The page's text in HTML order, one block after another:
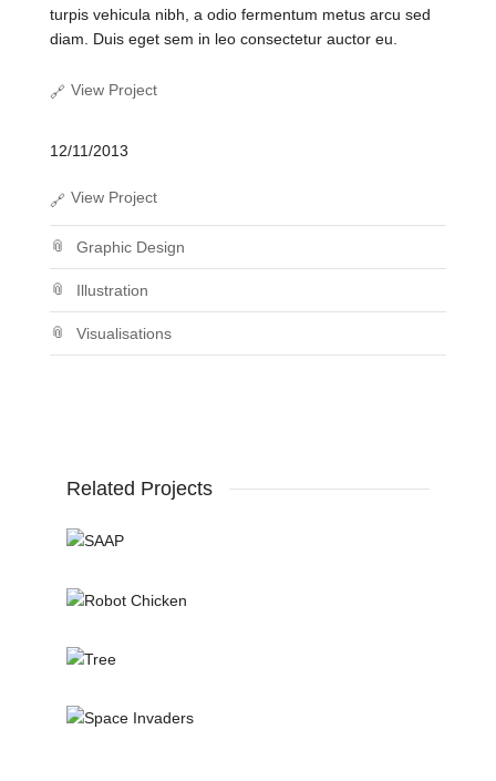
turpis vehicula nibh, a odio fermentum metus arcu sed
diam. Duis eget sem in leo consectetur auctor eu.
View Project
12/11/2013
View Project
Graphic Design
Illustration
Visualisations
Related Projects